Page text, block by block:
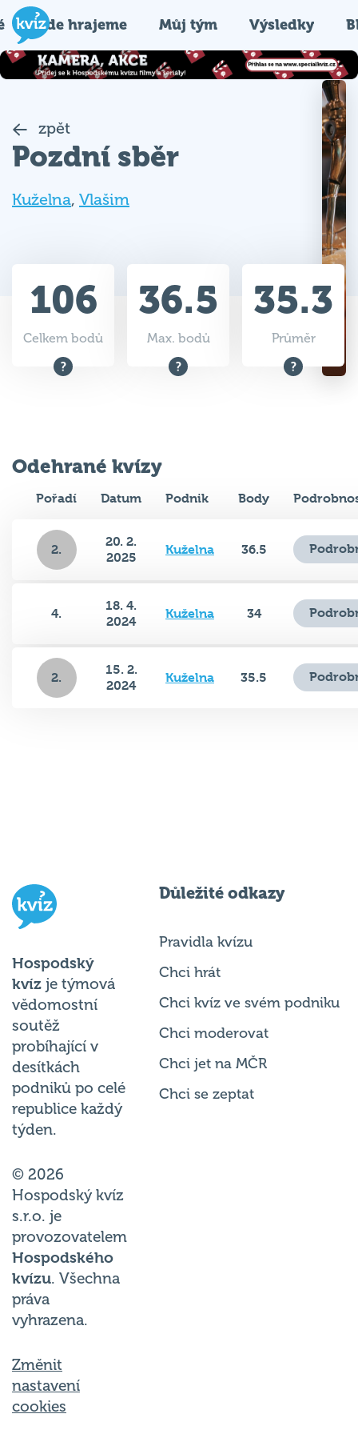
Kde hrajeme Můj tým Výsledky
zpět
Pozdní sběr
Kuželna, Vlašim
106
Celkem bodů
36.5
Max. bodů
35.3
Průměr
Odehrané kvízy
Pořadí Datum Podnik Body
2.
20. 2.
2025
Kuželna 36.5
4.
18. 4.
2024
Kuželna 34
2.
15. 2.
2024
Kuželna 35.5
Hospodský
kvíz je týmová
vědomostní
soutěž
probíhající v
desítkách
podniků po celé
republice každý
týden.
© 2026
Hospodský kvíz
s.r.o. je
provozovatelem
Hospodského
kvízu. Všechna
práva
vyhrazena.
Změnit
nastavení
cookies
Důležité odkazy
Pravidla kvízu
Chci hrát
Chci kvíz ve svém podniku
Chci moderovat
Chci jet na MČR
Chci se zeptat